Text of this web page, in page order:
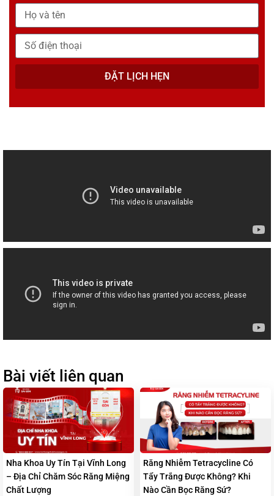
ĐẶT LỊCH HẸN
Bài viết liên quan
Nha Khoa Uy Tín Tại Vĩnh Long
– Địa Chỉ Chăm Sóc Răng Miệng
Chất Lượng
Răng Nhiễm Tetracycline Có
Tẩy Trắng Được Không? Khi
Nào Cần Bọc Răng Sứ?